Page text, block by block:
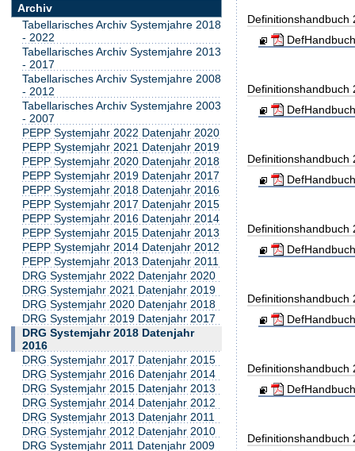
Definitionshandbuch
Definitionshandbuch
Definitionshandbuch
Definitionshandbuch
Definitionshandbuch
Definitionshandbuch
Definitionshandbuch
Archiv
Tabellarisches Archiv Systemjahre 2018
- 2022
Tabellarisches Archiv Systemjahre 2013
- 2017
Tabellarisches Archiv Systemjahre 2008
- 2012
Tabellarisches Archiv Systemjahre 2003
- 2007
PEPP Systemjahr 2022 Datenjahr 2020
PEPP Systemjahr 2021 Datenjahr 2019
PEPP Systemjahr 2020 Datenjahr 2018
PEPP Systemjahr 2019 Datenjahr 2017
PEPP Systemjahr 2018 Datenjahr 2016
PEPP Systemjahr 2017 Datenjahr 2015
PEPP Systemjahr 2016 Datenjahr 2014
PEPP Systemjahr 2015 Datenjahr 2013
PEPP Systemjahr 2014 Datenjahr 2012
PEPP Systemjahr 2013 Datenjahr 2011
DRG Systemjahr 2022 Datenjahr 2020
DRG Systemjahr 2021 Datenjahr 2019
DRG Systemjahr 2020 Datenjahr 2018
DRG Systemjahr 2019 Datenjahr 2017
DRG Systemjahr 2018 Datenjahr
2016
DRG Systemjahr 2017 Datenjahr 2015
DRG Systemjahr 2016 Datenjahr 2014
DRG Systemjahr 2015 Datenjahr 2013
DRG Systemjahr 2014 Datenjahr 2012
DRG Systemjahr 2013 Datenjahr 2011
DRG Systemjahr 2012 Datenjahr 2010
DRG Systemjahr 2011 Datenjahr 2009